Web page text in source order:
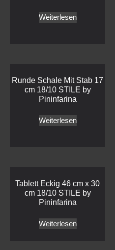
Weiterlesen
Runde Schale Mit Stab 17
cm 18/10 STILE by
Pininfarina
Weiterlesen
Tablett Eckig 46 cm x 30
cm 18/10 STILE by
Pininfarina
Weiterlesen